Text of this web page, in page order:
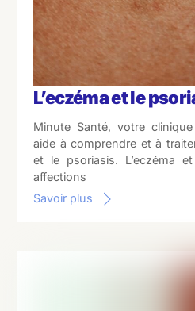
L’eczéma et le
Minute Santé, votre
aide à comprendre et à
et le psoriasis. L’eczéma
affections
Savoir plus